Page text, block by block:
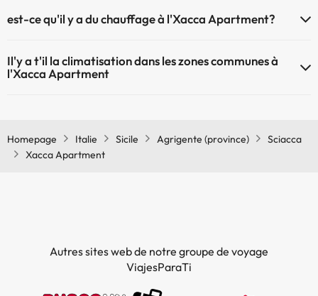
admis.
est-ce qu'il y a du chauffage à l'Xacca Apartment?
communes
Il'y a t'il la climatisation dans les zones communes à
l'Xacca Apartment
Homepage Italie Sicile Agrigente (province)
Sciacca
Xacca Apartment
Autres sites web de notre groupe de voyage
ViajesParaTi